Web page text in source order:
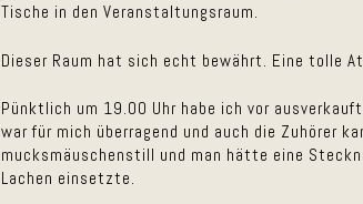
Tische in den Veranstaltungsraum.
Dieser Raum hat sich echt bewährt. Eine tolle
Pünktlich um 19.00 Uhr habe ich vor
war für mich überragend und auch die Zuhörer
mucksmäuschenstill und man hätte eine
Lachen einsetzte.